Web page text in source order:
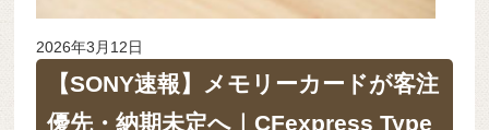
2026年3月12日
【SONY速報】メモリーカードが客注
優先・納期未定へ｜CFexpress Type